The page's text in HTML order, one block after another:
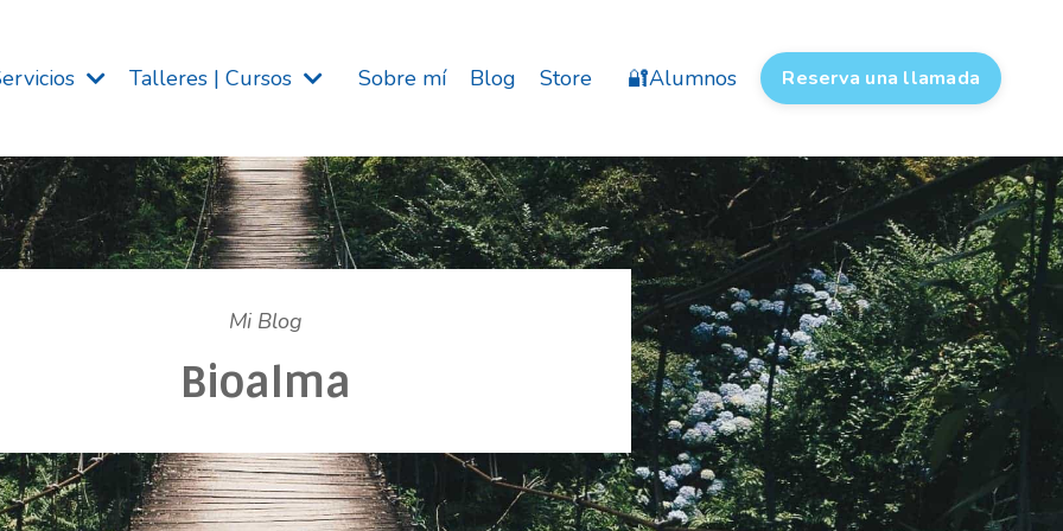
Talleres | Cursos Sobre mí Blog Store 🔐Alumnos Reserva una llamada
Mi Blog
Bioalma